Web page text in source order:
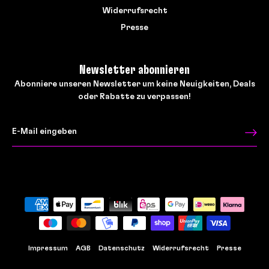
Widerrufsrecht
Presse
Newsletter abonnieren
Abonniere unseren Newsletter um keine Neuigkeiten, Deals
oder Rabatte zu verpassen!
Impressum AGB Datenschutz Widerrufsrecht Presse